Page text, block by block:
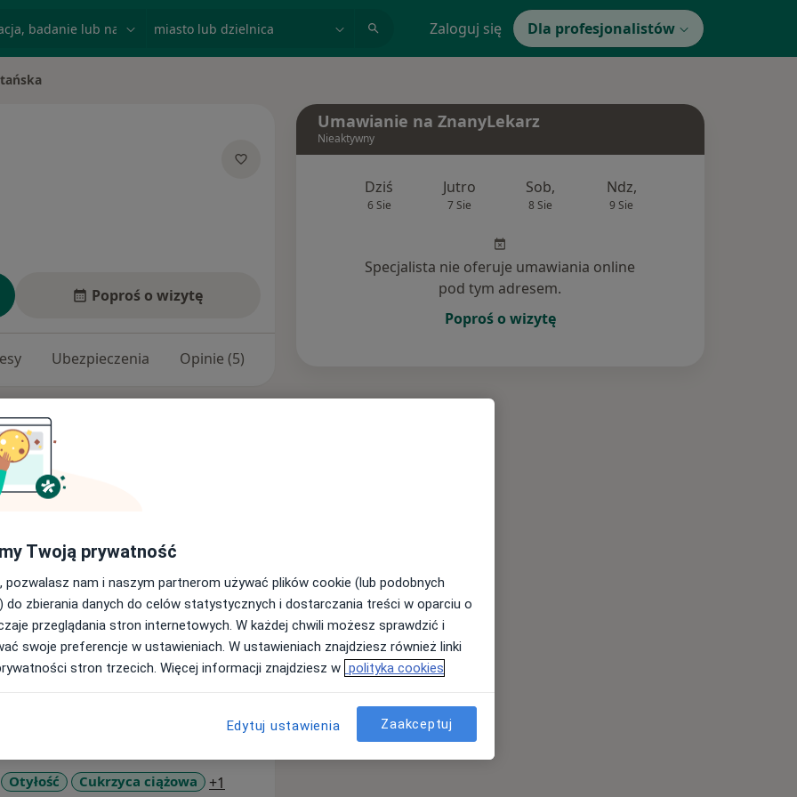
Zaloguj się Dla profesjonalistów
Poproś o wizytę
Ubezpieczenia Opinie (5)
w pomaganiu dzieciom
Swoje doświadczenie w pracy z
w Poznańskich szpitalach
się na edukacji żywieniowej i
z problemami: - nadwagi i
- PCOS - niepłodności -
Hashimoto - dyslipidemii -
pokarmowych
Otyłość Cukrzyca ciążowa +1
Umawianie na ZnanyLekarz
Nieaktywny
Dziś
6 Sie
Jutro
7 Sie
Sob,
8 Sie
Ndz,
9 Sie
Specjalista nie oferuje umawiania online
pod tym adresem.
Poproś o wizytę
Twoją prywatność
pozwalasz nam i naszym partnerom używać plików cookie (lub podobnych
do zbierania danych do celów statystycznych i dostarczania treści w oparciu o
przeglądania stron internetowych. W każdej chwili możesz sprawdzić i
swoje preferencje w ustawieniach. W ustawieniach znajdziesz również linki
stron trzecich. Więcej informacji znajdziesz w polityka cookies
Edytuj ustawienia Zaakceptuj